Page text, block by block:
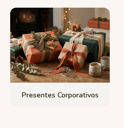
Presentes Corporativos